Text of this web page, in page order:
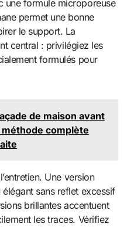
une formule microporeuse
permet une bonne
le support. La
central : privilégiez les
formulés pour
de maison avant
complète
Une version
sans reflet excessif
brillantes accentuent
les traces. Vérifiez